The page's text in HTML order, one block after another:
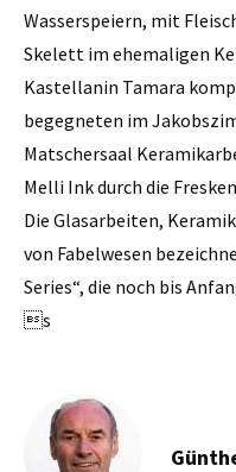
Wasserspeiern, mit
Skelett im ehemaligen
Kastellanin­ Tamara
begegneten im
Matschersaal
Melli Ink durch die
Die Glasarbeiten,
von Fabelwesen
Series“, die noch bis
s